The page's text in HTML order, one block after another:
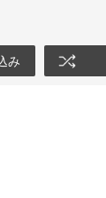
み